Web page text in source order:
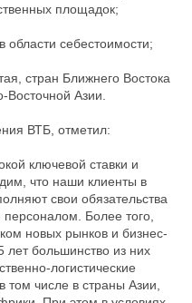
площадок;
области себестоимости;
стран Ближнего Востока
Азии.
ВТБ, отметил:
ключевой ставки и
что наши клиенты в
свои обязательства
Более того,
новых рынков и бизнес-
лет большинство из них
логистические
том числе в страны Азии,